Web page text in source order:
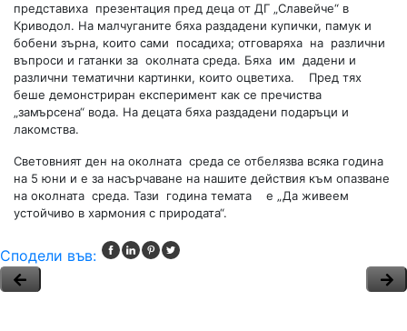
представиха презентация пред деца от ДГ „Славейче“ в
Криводол. На малчуганите бяха раздадени купички, памук и
бобени зърна, които сами посадиха; отговаряха на различни
въпроси и гатанки за околната среда. Бяха им дадени и
различни тематични картинки, които оцветиха. Пред тях
беше демонстриран експеримент как се пречиства
„замърсена“ вода. На децата бяха раздадени подаръци и
лакомства.
Световният ден на околната среда се отбелязва всяка година
на 5 юни и е за насърчаване на нашите действия към опазване
на околната среда. Тази година темата е „Да живеем
устойчиво в хармония с природата“.
Сподели във: